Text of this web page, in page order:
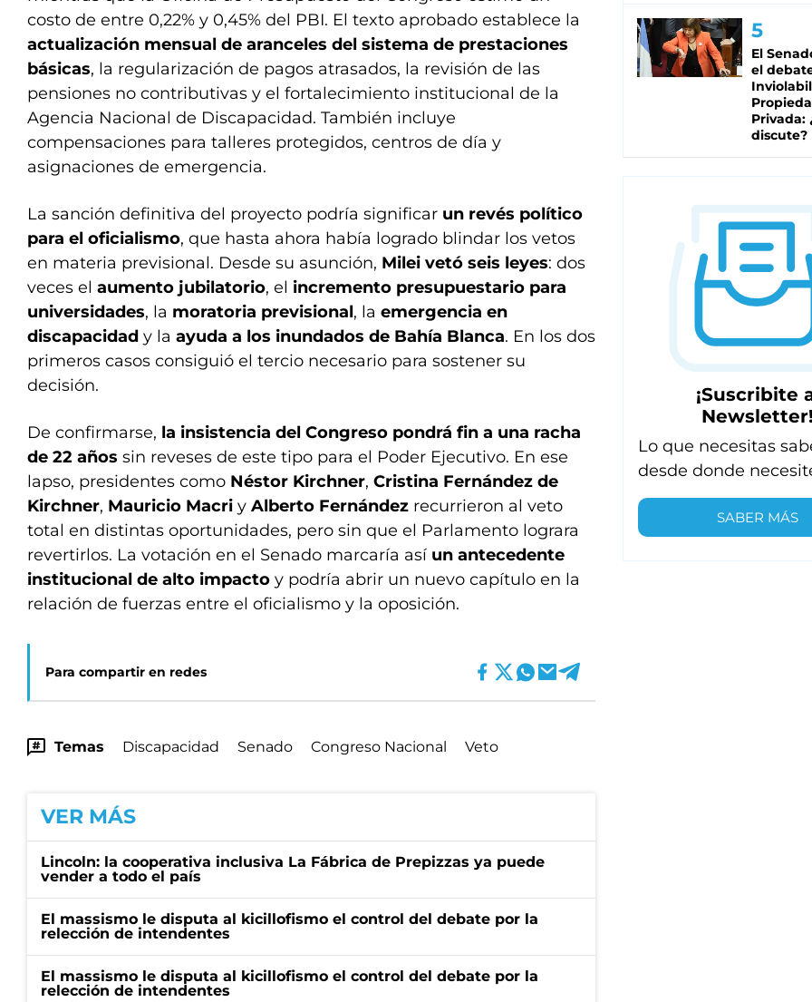
costo de entre 0,22% y 0,45% del PBI. El texto aprobado establece la
actualización mensual de aranceles del sistema de prestaciones
básicas, la regularización de pagos atrasados, la revisión de las
pensiones no contributivas y el fortalecimiento institucional de la
Agencia Nacional de Discapacidad. También incluye
compensaciones para talleres protegidos, centros de día y
asignaciones de emergencia.
La sanción definitiva del proyecto podría significar un revés político
para el oficialismo, que hasta ahora había logrado blindar los vetos
en materia previsional. Desde su asunción, Milei vetó seis leyes: dos
veces el aumento jubilatorio, el incremento presupuestario para
universidades, la moratoria previsional, la emergencia en
discapacidad y la ayuda a los inundados de Bahía Blanca. En los dos
primeros casos consiguió el tercio necesario para sostener su
decisión.
De confirmarse, la insistencia del Congreso pondrá fin a una racha
de 22 años sin reveses de este tipo para el Poder Ejecutivo. En ese
lapso, presidentes como Néstor Kirchner, Cristina Fernández de
Kirchner, Mauricio Macri y Alberto Fernández recurrieron al veto
total en distintas oportunidades, pero sin que el Parlamento lograra
revertirlos. La votación en el Senado marcaría así un antecedente
institucional de alto impacto y podría abrir un nuevo capítulo en la
relación de fuerzas entre el oficialismo y la oposición.
Para compartir en redes
Temas Discapacidad Senado Congreso Nacional Veto
VER MÁS
Lincoln: la cooperativa inclusiva La Fábrica de Prepizzas ya puede
vender a todo el país
El massismo le disputa al kicillofismo el control del debate por la
relección de intendentes
El massismo le disputa al kicillofismo el control del debate por la
relección de intendentes
El
el
Privada:
discute?
¡Suscribite
Lo que necesitas
desde donde
SABER MÁS